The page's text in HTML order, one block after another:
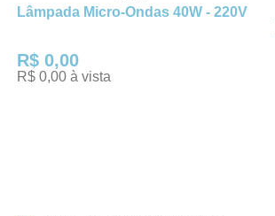
Lâmpada Micro-Ondas 40W - 220V
R$ 0,00
R$ 0,00 à vista